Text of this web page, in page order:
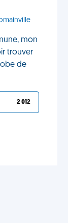
mon
trouver
de
2 012